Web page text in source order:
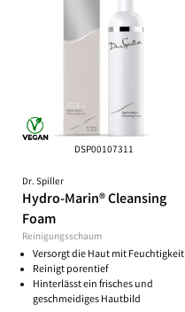
DSP00107311
Dr. Spiller
Hydro-Marin® Cleansing
Foam
Reinigungsschaum
Versorgt die Haut mit Feuchtigkeit
Reinigt porentief
Hinterlässt ein frisches und
geschmeidiges Hautbild